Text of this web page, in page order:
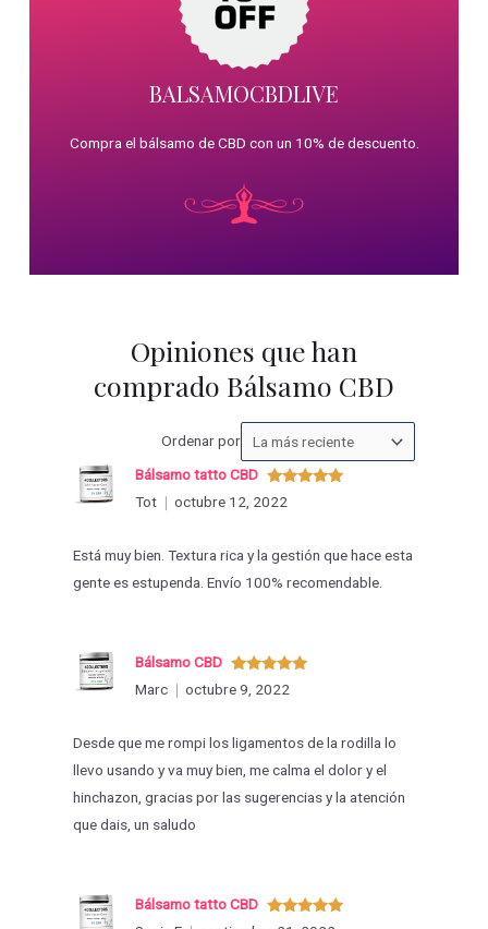
BALSAMOCBDLIVE
Compra el bálsamo de CBD con un 10% de descuento.
Opiniones que han
comprado Bálsamo CBD
Ordenar porOrdenar
las
Valorado
con
Bálsamo tatto CBD
Tot
octubre 12, 2022
Está muy bien. Textura rica y la gestión que hace esta
gente es estupenda. Envío 100% recomendable.
Valorado
con5de 5
Bálsamo CBD
Marc
octubre 9, 2022
Desde que me rompi los ligamentos de la rodilla lo
llevo usando y va muy bien, me calma el dolor y el
hinchazon, gracias por las sugerencias y la atención
que dais, un saludo
Valorado
Bálsamo tatto CBD